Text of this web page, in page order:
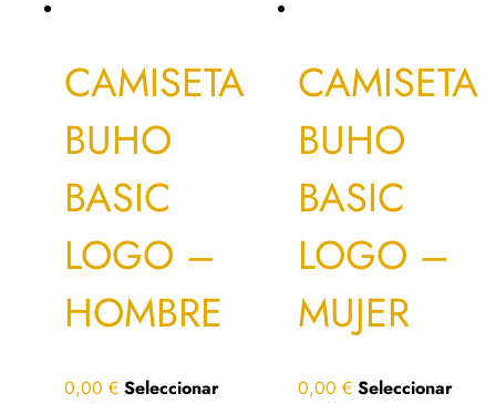
CAMISETA
BUHO
BASIC
LOGO –
HOMBRE
0,00 € Seleccionar
CAMISETA
BUHO
BASIC
LOGO –
MUJER
0,00 € Seleccionar